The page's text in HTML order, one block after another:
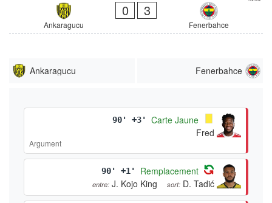
Ankaragucu
0 3
Fenerbahce
Ankaragucu Fenerbahce
90' +3'
Carte Jaune
Fred
Argument
90' +1' Remplacement
entre: J. Kojo King sort: D. Tadić